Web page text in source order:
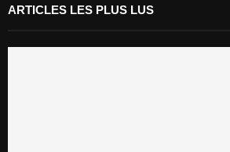
ARTICLES LES PLUS LUS